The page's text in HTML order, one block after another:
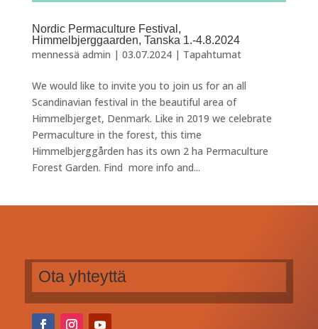
Nordic Permaculture Festival,
Himmelbjerggaarden, Tanska 1.-4.8.2024
mennessä admin | 03.07.2024| Tapahtumat
We would like to invite you to join us for an all
Scandinavian festival in the beautiful area of
Himmelbjerget, Denmark. Like in 2019 we celebrate
Permaculture in the forest, this time
Himmelbjerggården has its own 2 ha Permaculture
Forest Garden. Find more info and...
Ota yhteyttä